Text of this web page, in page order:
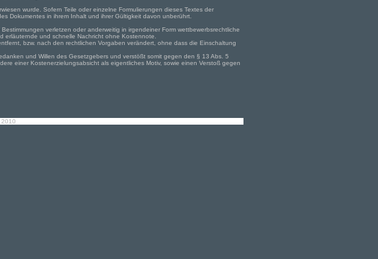
wurde. Sofern Teile oder einzelne Formulierungen dieses Textes der
Dokumentes in ihrem Inhalt und ihrer Gültigkeit davon unberührt.
verletzen oder anderweitig in irgendeiner Form wettbewerbsrechtliche
erläuternde und schnelle Nachricht ohne Kostennote.
bzw. nach den rechtlichen Vorgaben verändert, ohne dass die Einschaltung
und Willen des Gesetzgebers und verstößt somit gegen den § 13 Abs. 5
einer Kostenerzielungsabsicht als eigentliches Motiv, sowie einen Verstoß gegen
2010